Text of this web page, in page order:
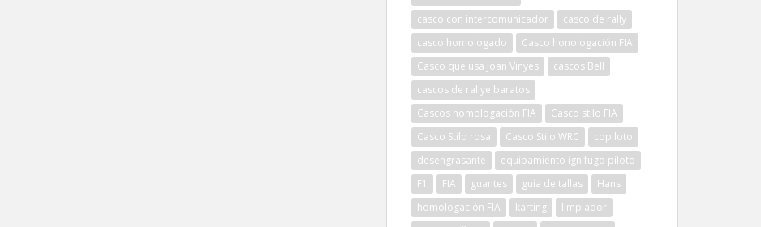
casco con intercomunicador
casco de rally
casco homologado
Casco honologación FIA
Casco que usa Joan Vinyes
cascos Bell
cascos de rallye baratos
Cascos homologación FIA
Casco stilo FIA
Casco Stilo rosa
Casco Stilo WRC
copiloto
desengrasante
equipamiento ignífugo piloto
F1
FIA guantes guía de tallas
Hans
homologación FIA
karting
limpiador